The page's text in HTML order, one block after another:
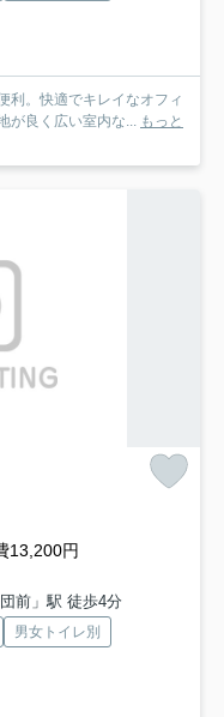
利。快適でキレイなオフィ
が良く広い室内な... もっと
13,200円
前」駅 徒歩4分
男女トイレ別